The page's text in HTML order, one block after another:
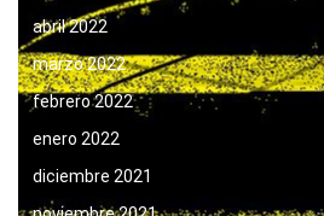
abril 2022
marzo 2022
febrero 2022
enero 2022
diciembre 2021